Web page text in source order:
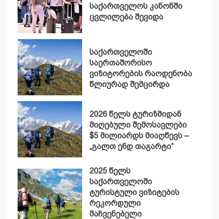
საქართველოს კანონში
ცვლილება შევიდა
საქართველოში
საერთაშორისო
ვიზიტორების რაოდენობა
წლიურად შემცირდა
2026 წელს ტურიზმიდან
მიღებული შემოსავლები
$5 მილიარდს მიაღწევს –
„გალთ ენდ თაგარტი“
2025 წელს
საქართველოში
ტურისტული ვიზიტების
რეკორდული
მაჩვენებელი